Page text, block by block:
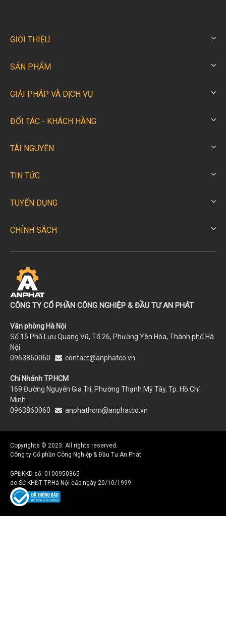
GIỚI THIỆU
SẢN PHẨM
GIẢI PHÁP VÀ DỊCH VỤ
ĐỐI TÁC - KHÁCH HÀNG
TÀI NGUYÊN
TIN TỨC
TUYỂN DỤNG
CHÍNH SÁCH
CÔNG TY CỔ PHẦN CÔNG NGHIỆP & ĐẦU TƯ AN PHÁT
Văn phòng Hà Nội
Số 15 Phố Lưu Quang Vũ, Tổ 26, Phường Yên Hòa, Thành phố Hà
Nội
0963860060
contact@anphatco.vn
Chi Nhánh TP.HCM
169 Đường Nguyễn Gia Trí, Phường Thạnh Mỹ Tây, Tp. Hồ Chí
Minh
0963860060
anphathcm@anphatco.vn
Copyrights © 2023. All rights reserved.
Công ty Cổ phần Công Nghiệp & Đầu Tư An Phát
GPĐKKD số: 0100950365
do Sở KHĐT TP.Hà Nội cấp ngày 20/10/1999